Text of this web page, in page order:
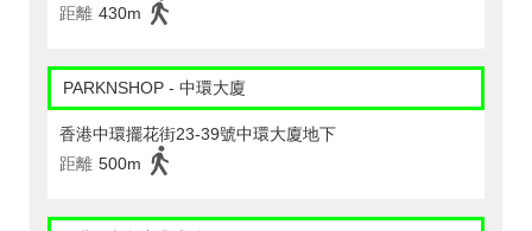
距離 430m
PARKNSHOP - 中環大廈
香港中環擺花街23-39號中環大廈地下
距離 500m